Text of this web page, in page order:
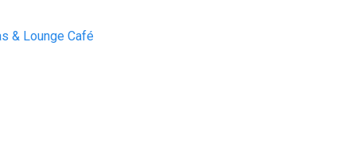
& Lounge Café